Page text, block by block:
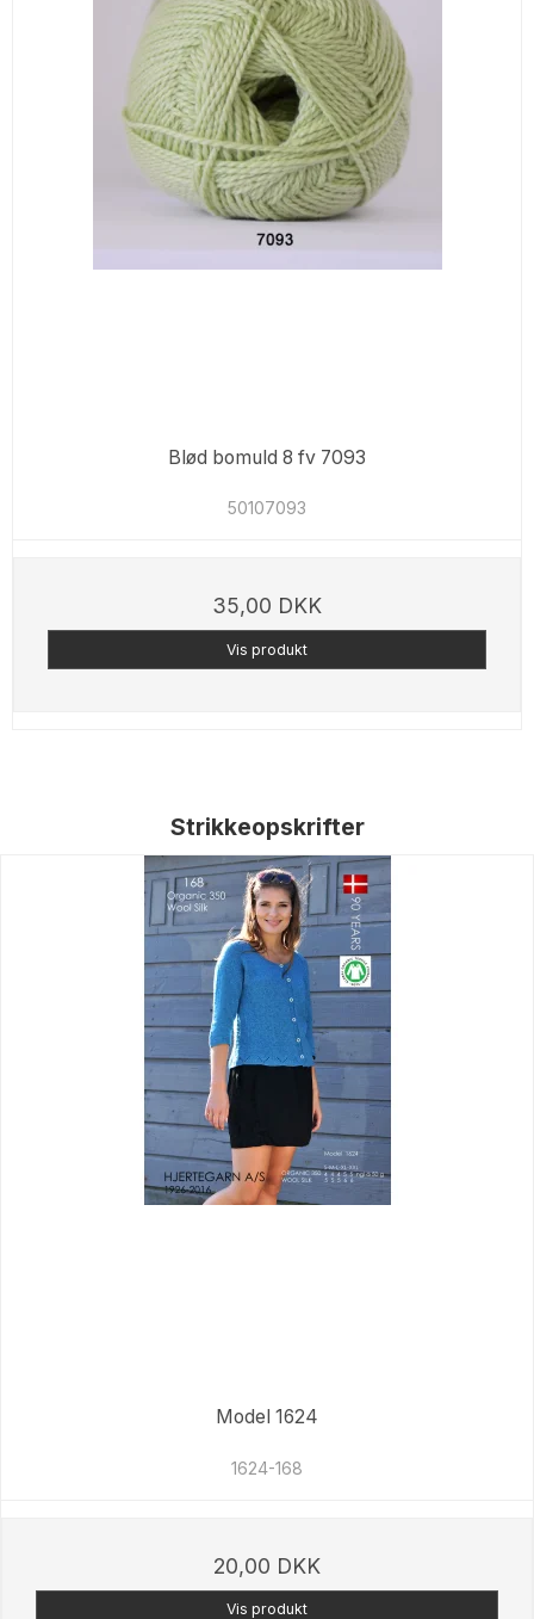
Blød bomuld 8 fv 7093
50107093
35,00 DKK
Vis produkt
Strikkeopskrifter
Model 1624
1624-168
20,00 DKK
Vis produkt